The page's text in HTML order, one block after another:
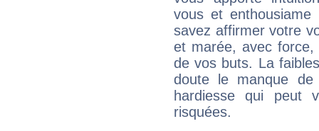
vous et
savez affirmer votre
et marée, avec
de vos buts. La
doute le manque
hardiesse qui peut
risquées.